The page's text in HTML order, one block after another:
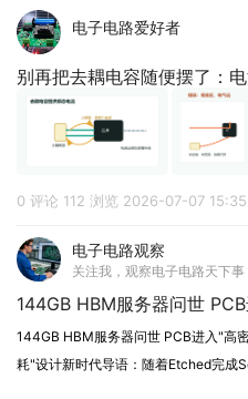
太大，反馈线从噪声区穿过去，地回流
原
电子电路爱好者
别再把去耦电容随便摆了：
0 评论 112 浏览 2026-07-07
电子电路观察
关注我，观察电子电路天下事
144GB HBM服务器问世 PCB进入"高
耗"设计新时代导语：随着Etched完成